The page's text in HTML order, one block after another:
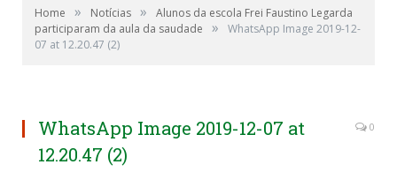
Home » Notícias »
Alunos da escola Frei Faustino Legarda
participaram da aula da saudade
»
WhatsApp Image 2019-12-
07 at 12.20.47 (2)
WhatsApp Image 2019-12-07 at
12.20.47 (2)
0